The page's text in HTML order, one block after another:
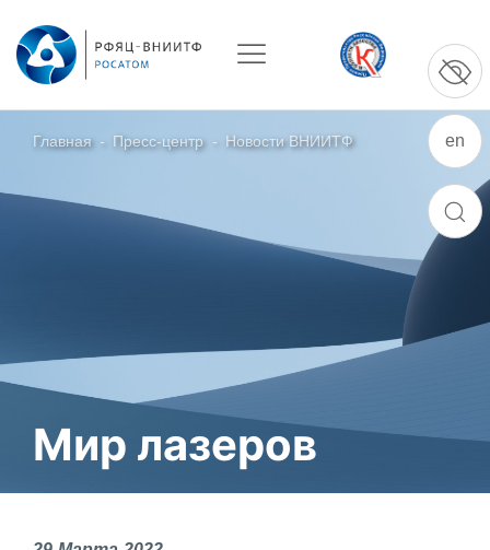
О ПРЕДПРИЯТИИ
О РФЯЦ – ВНИИТФ
История филиала ВНИИТФ – ВЭИ
НАУКА
Фундаментальные и прикладные
Главная - Пресс-центр - Новости ВНИИТФ
Мир лазеров
en